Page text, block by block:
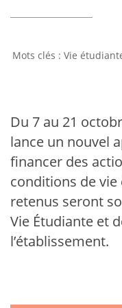
Vie
Du 7 au 21
lance un nouvel
financer des
conditions de
retenus seront
Vie Étudiante et
l’établissement.